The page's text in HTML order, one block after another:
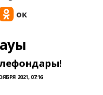
2021, 07:16